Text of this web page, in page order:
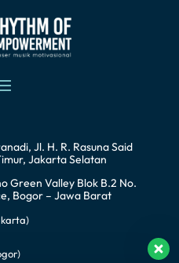
Jl. H. R. Rasuna Said
Jakarta Selatan
Green Valley Blok B.2 No.
Bogor – Jawa Barat